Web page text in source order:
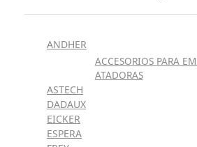
ANDHER
ACCESORIOS PARA
ATADORAS
ASTECH
DADAUX
EICKER
ESPERA